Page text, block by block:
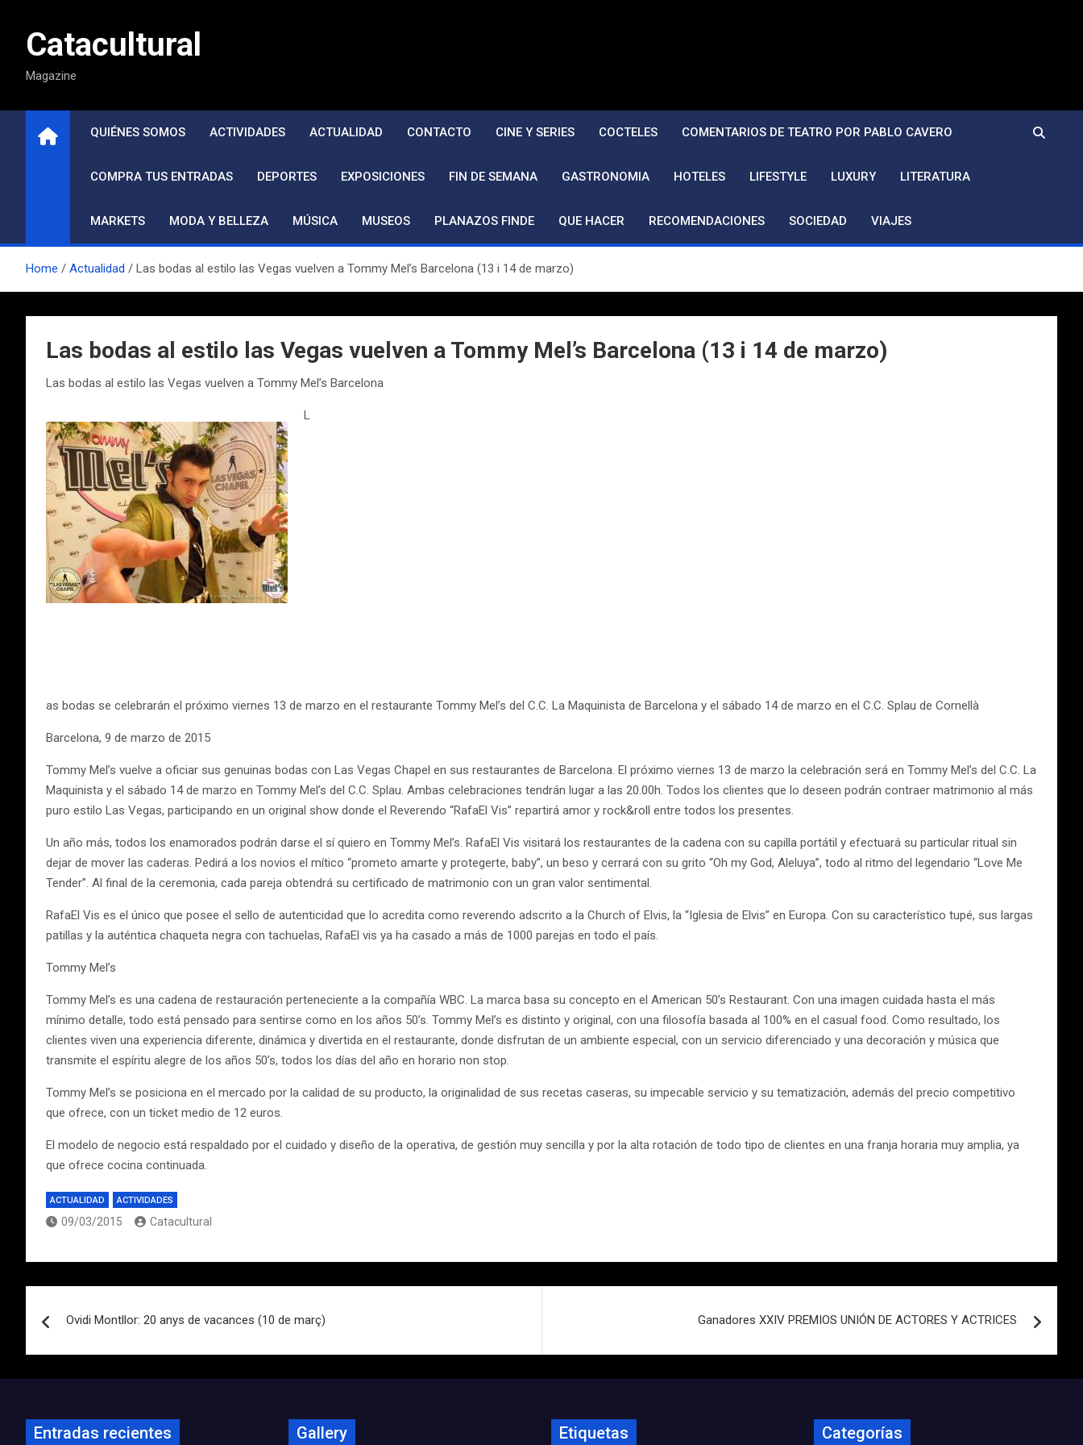
contenidoCatacultural
Magazine
QUIÉNES SOMOS ACTIVIDADES ACTUALIDAD CONTACTO CINE Y SERIES COCTELES COMENTARIOS DE TEATRO POR PABLO CAVERO
COMPRA TUS ENTRADAS DEPORTES EXPOSICIONES FIN DE SEMANA GASTRONOMIA HOTELES LIFESTYLE LUXURY LITERATURA
MARKETS MODA Y BELLEZA MÚSICA MUSEOS PLANAZOS FINDE QUE HACER RECOMENDACIONES SOCIEDAD VIAJES
Home Actualidad Las bodas al estilo las Vegas vuelven a Tommy Mel’s Barcelona (13 i 14 de marzo)
Las bodas al estilo las Vegas vuelven a Tommy Mel’s Barcelona (13 i 14 de marzo)
Las bodas al estilo las Vegas vuelven a Tommy Mel’s Barcelona
L
as bodas se celebrarán el próximo viernes 13 de marzo en el restaurante Tommy Mel’s del C.C. La Maquinista de Barcelona y el sábado 14 de marzo en el C.C. Splau de Cornellà
Barcelona, 9 de marzo de 2015
Tommy Mel’s vuelve a oficiar sus genuinas bodas con Las Vegas Chapel en sus restaurantes de Barcelona. El próximo viernes 13 de marzo la celebración será en Tommy Mel’s del C.C. La
Maquinista y el sábado 14 de marzo en Tommy Mel’s del C.C. Splau. Ambas celebraciones tendrán lugar a las 20.00h. Todos los clientes que lo deseen podrán contraer matrimonio al más
puro estilo Las Vegas, participando en un original show donde el Reverendo “RafaEl Vis” repartirá amor y rock&roll entre todos los presentes.
Un año más, todos los enamorados podrán darse el sí quiero en Tommy Mel’s. RafaEl Vis visitará los restaurantes de la cadena con su capilla portátil y efectuará su particular ritual sin
dejar de mover las caderas. Pedirá a los novios el mítico “prometo amarte y protegerte, baby”, un beso y cerrará con su grito “Oh my God, Aleluya”, todo al ritmo del legendario “Love Me
Tender”. Al final de la ceremonia, cada pareja obtendrá su certificado de matrimonio con un gran valor sentimental.
RafaEl Vis es el único que posee el sello de autenticidad que lo acredita como reverendo adscrito a la Church of Elvis, la “Iglesia de Elvis” en Europa. Con su característico tupé, sus largas
patillas y la auténtica chaqueta negra con tachuelas, RafaEl vis ya ha casado a más de 1000 parejas en todo el país.
Tommy Mel’s
Tommy Mel’s es una cadena de restauración perteneciente a la compañía WBC. La marca basa su concepto en el American 50’s Restaurant. Con una imagen cuidada hasta el más
mínimo detalle, todo está pensado para sentirse como en los años 50’s. Tommy Mel’s es distinto y original, con una filosofía basada al 100% en el casual food. Como resultado, los
clientes viven una experiencia diferente, dinámica y divertida en el restaurante, donde disfrutan de un ambiente especial, con un servicio diferenciado y una decoración y música que
transmite el espíritu alegre de los años 50’s, todos los días del año en horario non stop.
Tommy Mel’s se posiciona en el mercado por la calidad de su producto, la originalidad de sus recetas caseras, su impecable servicio y su tematización, además del precio competitivo
que ofrece, con un ticket medio de 12 euros.
El modelo de negocio está respaldado por el cuidado y diseño de la operativa, de gestión muy sencilla y por la alta rotación de todo tipo de clientes en una franja horaria muy amplia, ya
que ofrece cocina continuada.
ACTUALIDAD ACTIVIDADES
09/03/2015 Catacultural
de
Ovidi Montllor: 20 anys de vacances (10 de març) Ganadores XXIV PREMIOS UNIÓN DE ACTORES Y ACTRICES
Entradas recientes Gallery Etiquetas Categorías